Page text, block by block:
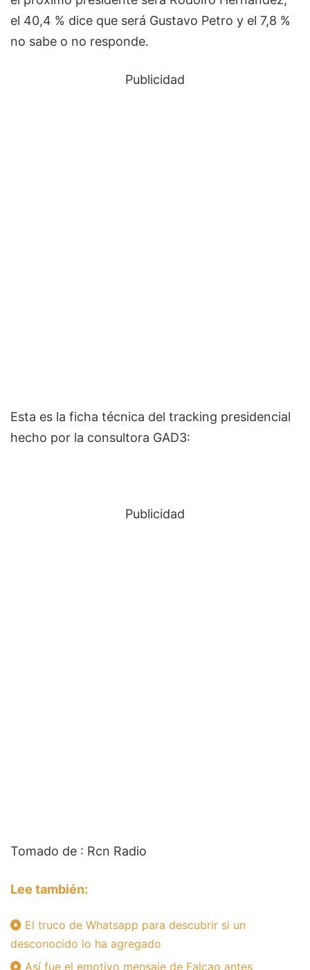
el 40,4 % dice que será Gustavo Petro y el 7,8 %
no sabe o no responde.
Publicidad
Esta es la ficha técnica del tracking presidencial
hecho por la consultora GAD3:
Publicidad
Tomado de : Rcn Radio
Lee también:
El truco de Whatsapp para descubrir si un
desconocido lo ha agregado
Así fue el emotivo mensaje de Falcao antes